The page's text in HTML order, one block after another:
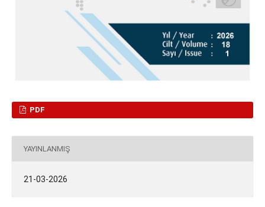
PDF
YAYINLANMIŞ
21-03-2026